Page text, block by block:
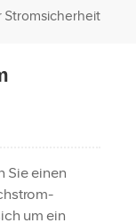
Stromsicherheit
Sie einen
um ein